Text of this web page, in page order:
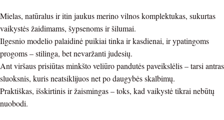
Mielas, natūralus ir itin jaukus merino vilnos komplektukas, sukurtas
vaikystės žaidimams, šypsenoms ir šilumai.
Ilgesnio modelio palaidinė puikiai tinka ir kasdienai, ir ypatingoms
progoms – stilinga, bet nevaržanti judesių.
Ant viršaus prisiūtas minkšto veliūro pandutės paveikslėlis – tarsi antras
sluoksnis, kuris neatsiklijuos net po daugybės skalbimų.
Praktiškas, išskirtinis ir žaismingas – toks, kad vaikystė tikrai nebūtų
nuobodi.